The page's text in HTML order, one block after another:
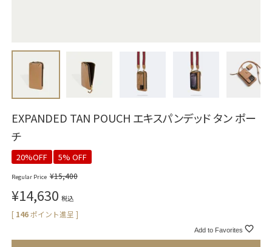
EXPANDED TAN POUCH エキスパンデッド タン ポー
チ
20%OFF 5% OFF
Regular Price ¥15,400
¥14,630 税込
[ 146ポイント進呈 ]
Add to Favorites